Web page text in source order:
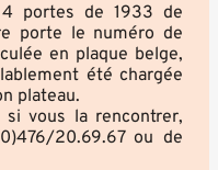
portes de 1933 de
porte le numéro de
en plaque belge,
été chargée
plateau.
si vous la rencontrer,
20.69.67 ou de